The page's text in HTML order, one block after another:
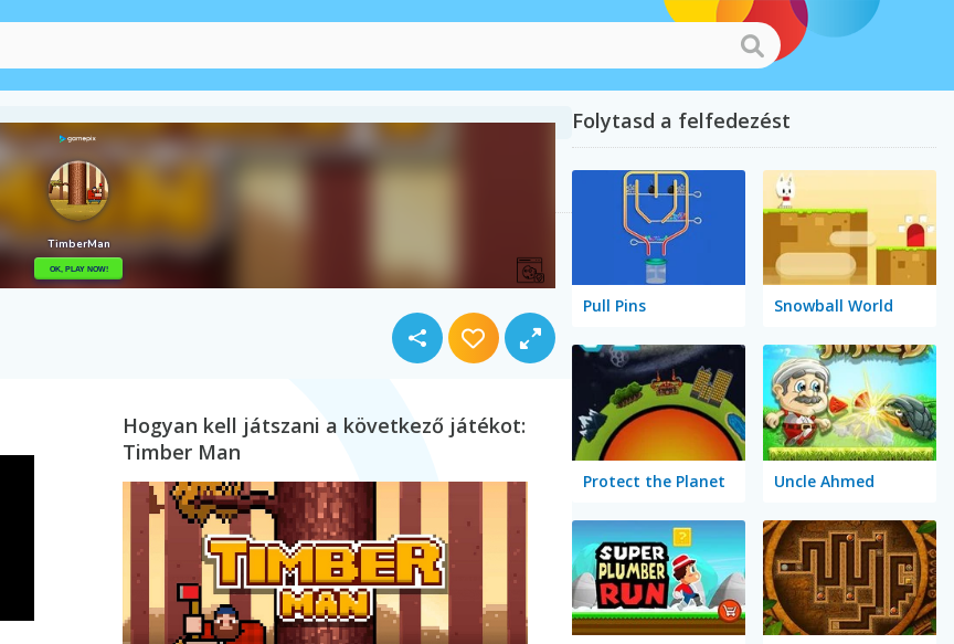
Pacman
Hogyan kell játszani a következő játékot:
Timber Man
Folytasd a felfedezést
Pull Pins Snowball World
Protect the Planet Uncle Ahmed